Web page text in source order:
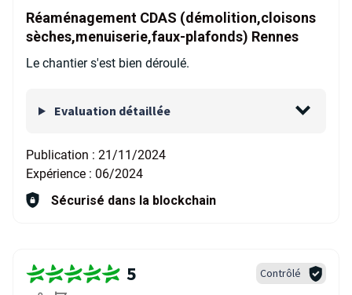
Réaménagement CDAS (démolition,cloisons
sèches,menuiserie,faux-plafonds) Rennes
Le chantier s'est bien déroulé.
Evaluation détaillée
Publication : 21/11/2024
Expérience : 06/2024
Sécurisé dans la blockchain
5 Contrôlé